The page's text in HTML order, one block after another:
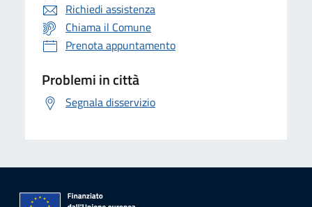
Richiedi assistenza
Chiama il Comune
Prenota appuntamento
Problemi in città
Segnala disservizio